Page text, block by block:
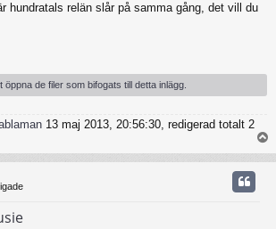
hundratals relän slår på samma gång, det vill du
öppna de filer som bifogats till detta inlägg.
13 maj 2013, 20:56:30, redigerad totalt 2
p
p